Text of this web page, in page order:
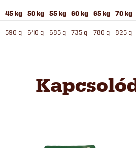
45 kg 50 kg 55 kg 60 kg 65 kg 70 kg
590 g 640 g 685 g 735 g 780 g 825 g